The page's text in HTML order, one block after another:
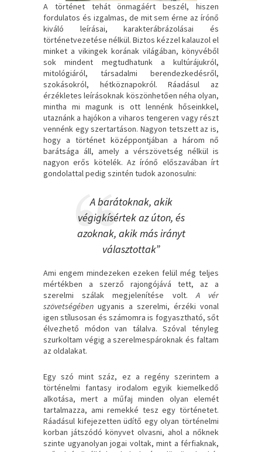
A történet tehát önmagáért beszél, hiszen
fordulatos és izgalmas, de mit sem érne az írónő
kiváló leírásai, karakterábrázolásai és
történetvezetése nélkül. Biztos kézzel kalauzol el
minket a vikingek korának világában, könyvéből
sok mindent megtudhatunk a kultúrájukról,
mitológiáról, társadalmi berendezkedésről,
szokásokról, hétköznapokról. Ráadásul az
érzékletes leírásoknak köszönhetően néha olyan,
mintha mi magunk is ott lennénk hőseinkkel,
utaznánk a hajókon a viharos tengeren vagy részt
vennénk egy szertartáson. Nagyon tetszett az is,
hogy a történet középpontjában a három nő
barátsága áll, amely a vérszövetség nélkül is
nagyon erős kötelék. Az írónő előszavában írt
gondolattal pedig szintén tudok azonosulni:
A barátoknak, akik
végigkísértek az úton, és
azoknak, akik más irányt
választottak”
Ami engem mindezeken ezeken felül még teljes
mértékben a szerző rajongójává tett, az a
szerelmi szálak megjelenítése volt.A vér
szövetségében ugyanis a szerelmi, érzéki vonal
igen stílusosan és számomra is fogyasztható, sőt
élvezhető módon van tálalva. Szóval tényleg
szurkoltam végig a szerelmespároknak és faltam
az oldalakat.
Egy szó mint száz, ez a regény szerintem a
történelmi fantasy irodalom egyik kiemelkedő
alkotása, mert a műfaj minden olyan elemét
tartalmazza, ami remekké tesz egy történetet.
Ráadásul kifejezetten üdítő egy olyan történelmi
korban játszódó könyvet olvasni, ahol a nőknek
szinte ugyanolyan jogai voltak, mint a férfiaknak,